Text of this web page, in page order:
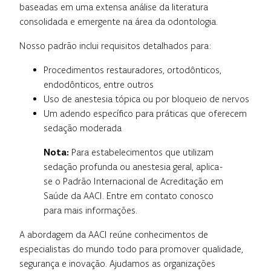
baseadas em uma extensa análise da literatura
consolidada e emergente na área da odontologia.
Nosso padrão inclui requisitos detalhados para:
Procedimentos restauradores, ortodônticos,
endodônticos, entre outros
Uso de anestesia tópica ou por bloqueio de nervos
Um adendo específico para práticas que oferecem
sedação moderada
Nota: Para estabelecimentos que utilizam
sedação profunda ou anestesia geral, aplica-
se o Padrão Internacional de Acreditação em
Saúde da AACI. Entre em contato conosco
para mais informações.
A abordagem da AACI reúne conhecimentos de
especialistas do mundo todo para promover qualidade,
segurança e inovação. Ajudamos as organizações